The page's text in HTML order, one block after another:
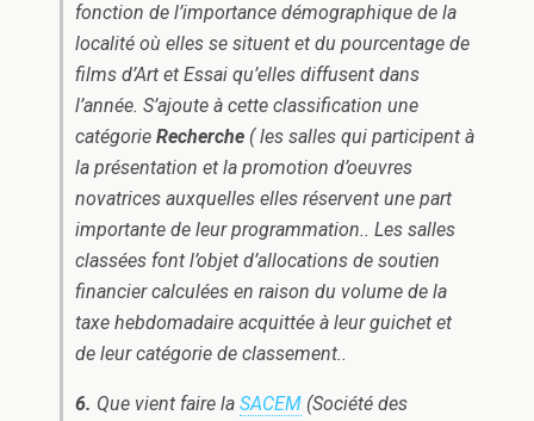
fonction de l’importance démographique de la
localité où elles se situent et du pourcentage de
films d’Art et Essai qu’elles diffusent dans
l’année. S’ajoute à cette classification une
catégorie Recherche ( les salles qui participent à
la présentation et la promotion d’oeuvres
novatrices auxquelles elles réservent une part
importante de leur programmation.. Les salles
classées font l’objet d’allocations de soutien
financier calculées en raison du volume de la
taxe hebdomadaire acquittée à leur guichet et
de leur catégorie de classement..
6. Que vient faire la SACEM (Société des